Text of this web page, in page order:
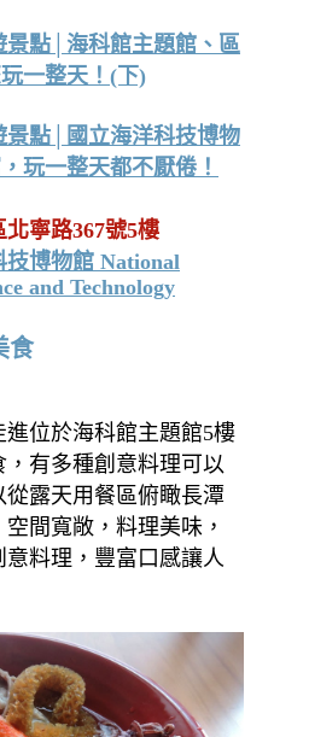
景點│海科館主題館、區
一整天！(下)
景點│國立海洋科技博物
玩一整天都不厭倦！
寧路367號5樓
技博物館 National
and Technology
食
位於海科館主題館5樓
有多種創意料理可以
露天用餐區俯瞰長潭
間寬敞，料理美味，
料理，豐富口感讓人